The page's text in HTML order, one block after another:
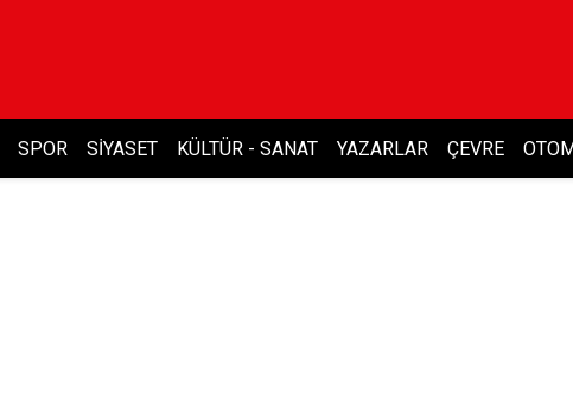
SPOR SIYASET KÜLTÜR - SANAT YAZARLAR ÇEVRE